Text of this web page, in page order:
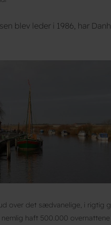
blev leder i 1986, har
over det sædvanelige, i rigtig
nemlig haft 500.000